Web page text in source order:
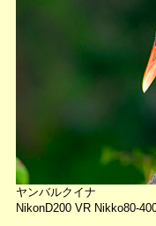
ヤンバルクイナ
NikonD200 VR Nikko80-